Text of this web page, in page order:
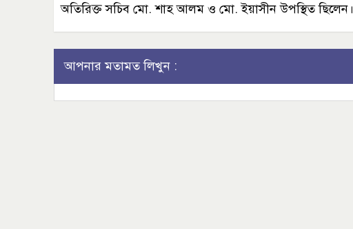
অতিরিক্ত সচিব মো. শাহ আলম ও মো. ইয়াসীন উপস্থিত ছিলেন।
আপনার মতামত লিখুন :